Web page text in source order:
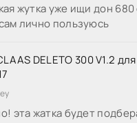
жутка уже ищи дон
лично пользуюсь
DELETO 300 V1.2
эта жатка будет